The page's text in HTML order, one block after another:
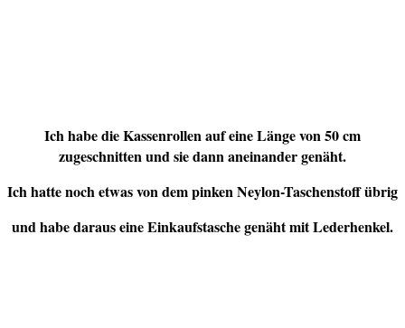
Ich habe die Kassenrollen auf eine Länge von 50 cm
zugeschnitten und sie dann aneinander genäht.
Ich hatte noch etwas von dem pinken Neylon-Taschenstoff übrig
und habe daraus eine Einkaufstasche genäht mit Lederhenkel.